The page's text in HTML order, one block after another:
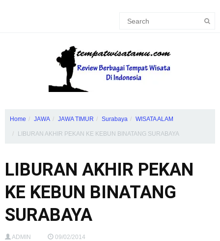
Home JAWA JAWA TIMUR Surabaya WISATA ALAM
LIBURAN AKHIR PEKAN KE KEBUN BINATANG SURABAYA
LIBURAN AKHIR PEKAN
KE KEBUN BINATANG
SURABAYA
ADMIN 09/02/2014